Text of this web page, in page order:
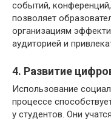
событий,
позволяет
организациям
аудиторией и
4. Развитие
Использование
процессе
у студентов. Они